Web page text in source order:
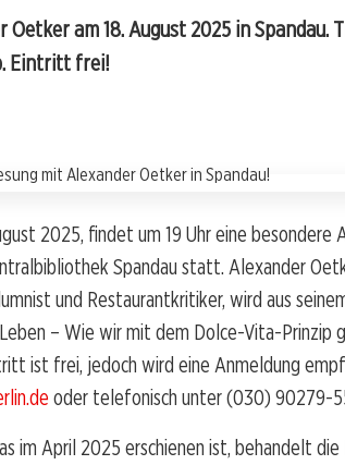
am 18. August 2025 in Spandau.
Eintritt frei!
2025, findet um 19 Uhr eine besondere
Spandau statt. Alexander
und Restaurantkritiker, wird aus
– Wie wir mit dem Dolce-Vita-Prinzip
ist frei, jedoch wird eine Anmeldung
oder telefonisch unter (030) 90279-
im April 2025 erschienen ist, behandelt